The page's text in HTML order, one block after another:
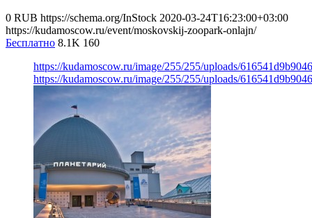
0 RUB https://schema.org/InStock 2020-03-24T16:23:00+03:00
https://kudamoscow.ru/event/moskovskij-zoopark-onlajn/
Бесплатно 8.1K 160
https://kudamoscow.ru/image/255/255/uploads/
https://kudamoscow.ru/image/255/255/uploads/